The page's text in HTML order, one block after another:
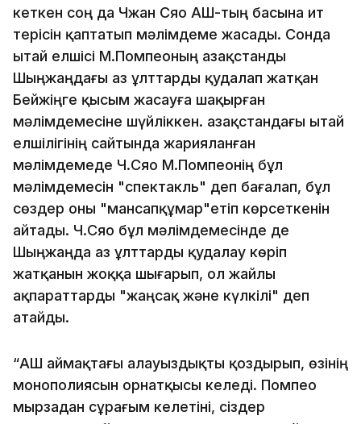
кеткен соң да Чжан Сяо АҚШ-тың басына ит
терісін қаптатып мәлімдеме жасады. Сонда
Қытай елшісі М.Помпеоның Қазақстанды
Шыңжаңдағы аз ұлттарды қудалап жатқан
Бейжіңге қысым жасауға шақырған
мәлімдемесіне шүйліккен. Қазақстандағы Қытай
елшілігінің сайтында жарияланған
мәлімдемеде Ч.Сяо М.Помпеонің бұл
мәлімдемесін "спектакль" деп бағалап, бұл
сөздер оны "мансапқұмар"етіп көрсеткенін
айтады. Ч.Сяо бұл мәлімдемесінде де
Шыңжаңда аз ұлттарды қудалау көріп
жатқанын жоққа шығарып, ол жайлы
ақпараттарды "жаңсақ және күлкілі" деп
атайды.
“АҚШ аймақтағы алауыздықты қоздырып, өзінің
монополиясын орнатқысы келеді. Помпео
мырзадан сұрағым келетіні, сіздер